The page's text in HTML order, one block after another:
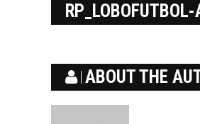
ABOUT THE